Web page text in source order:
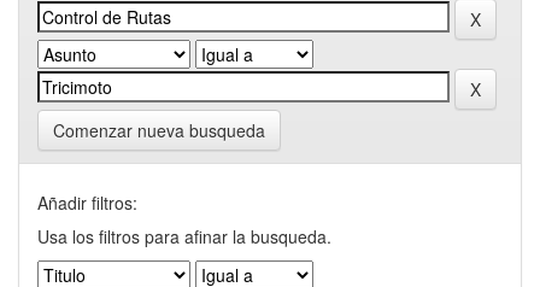
Comenzar nueva busqueda
Añadir filtros:
Usa los filtros para afinar la busqueda.